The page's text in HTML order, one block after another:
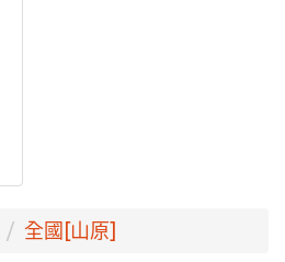
全國[山原]